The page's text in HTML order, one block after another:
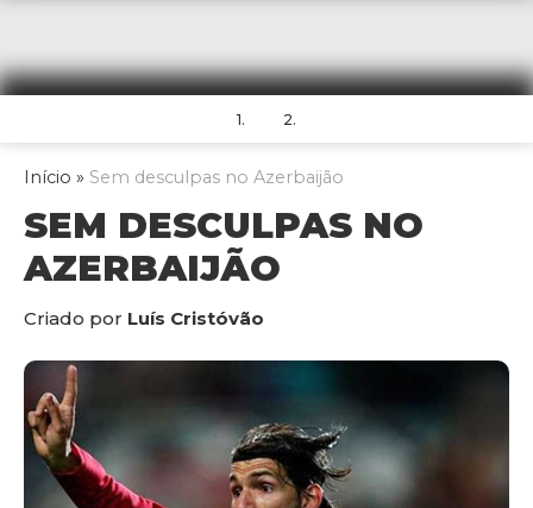
1. 2.
Início » Sem desculpas no Azerbaijão
SEM DESCULPAS NO
AZERBAIJÃO
Criado por Luís Cristóvão